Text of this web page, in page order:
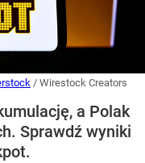
/ Wirestock Creators
a Polak
Sprawdź wyniki